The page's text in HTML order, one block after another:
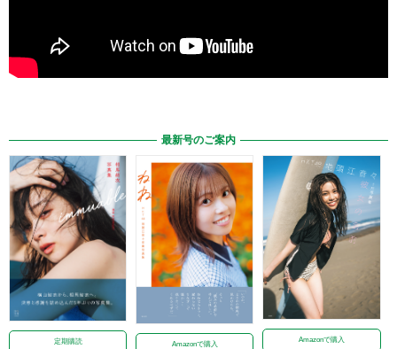
最新号のご案内
定期購読 Amazonで購入
Amazonで購入